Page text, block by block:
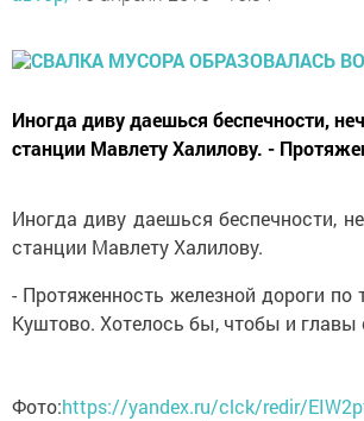
Иногда диву даешься беспечности,
станции Мавлету Халилову. -
Иногда диву даешься беспечности,
станции Мавлету Халилову.
- Протяженность железной дороги
Куштово. Хотелось бы, чтобы и главы
Фото:https://yandex.ru/clck/redir/